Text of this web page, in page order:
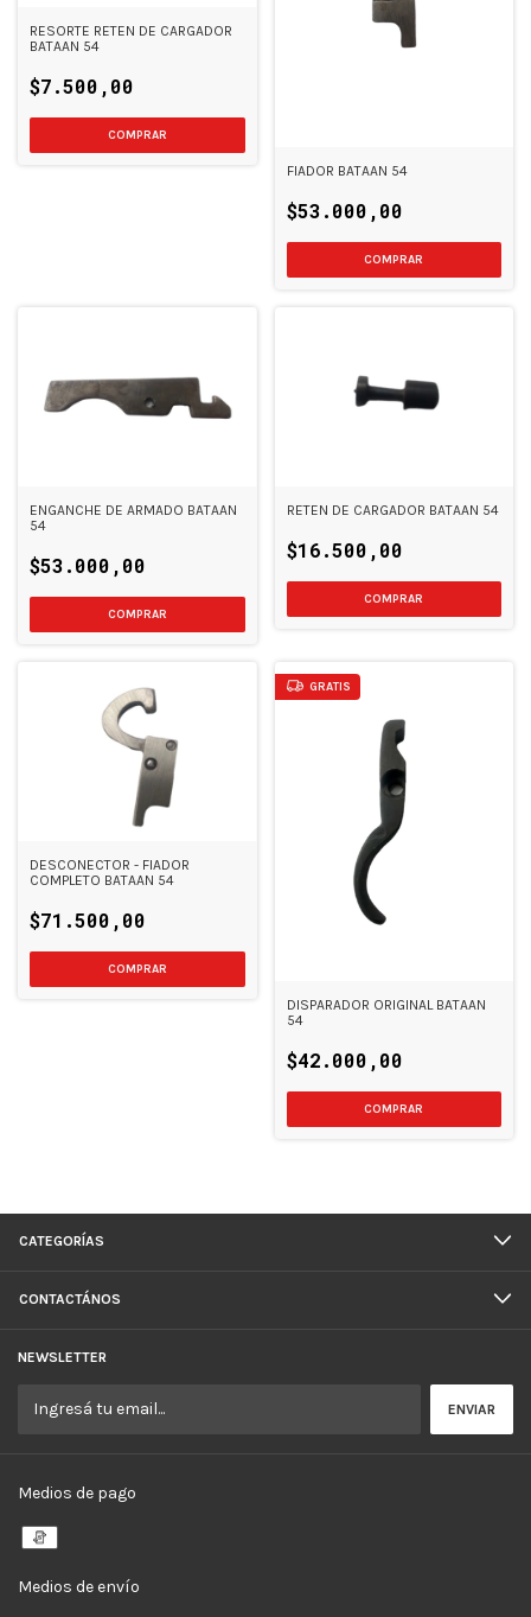
RESORTE RETEN DE CARGADOR
BATAAN 54
$7.500,00
FIADOR BATAAN 54
$53.000,00
ENGANCHE DE ARMADO BATAAN
54
$53.000,00
RETEN DE CARGADOR BATAAN 54
$16.500,00
DESCONECTOR - FIADOR
COMPLETO BATAAN 54
$71.500,00
GRATIS
DISPARADOR ORIGINAL BATAAN
54
$42.000,00
CATEGORÍAS
CONTACTÁNOS
NEWSLETTER
Medios de pago
Medios de envío